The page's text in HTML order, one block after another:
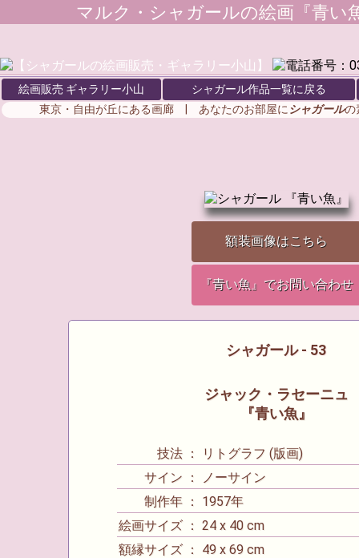
マルク・シャガールの絵画『青い
絵画販売 ギャラリー小山
シャガール作品一覧に戻る
東京・自由が丘にある画廊 | あなたのお部屋に シャガールの
額装画像はこちら
『青い魚』でお問い合わせ
シャガール - 53
ジャック・ラセーニュ
『青い魚』
技法 ： リトグラフ (版画)
サイン ： ノーサイン
制作年 ： 1957年
絵画サイズ ： 24 x 40 cm
額縁サイズ ： 49 x 69 cm